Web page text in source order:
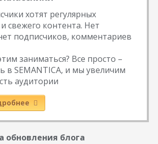
хотят регулярных
свежего контента. Нет
подписчиков, комментариев
заниматься? Все просто –
в SEMANTICA, и мы увеличим
аудитории
обновления блога